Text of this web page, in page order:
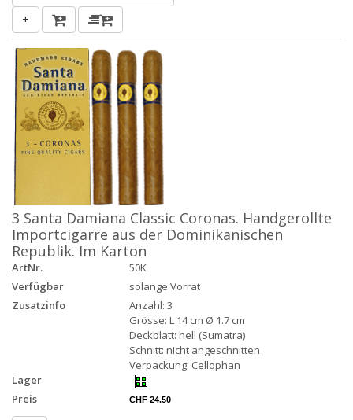
+
3 Santa Damiana Classic Coronas. Handgerollte
Importcigarre aus der Dominikanischen
Republik. Im Karton
ArtNr.
50K
Verfügbar
solange Vorrat
Zusatzinfo
Anzahl: 3
Grösse: L 14 cm Ø 1.7 cm
Deckblatt: hell (Sumatra)
Schnitt: nicht angeschnitten
Verpackung: Cellophan
Lager
Preis
CHF 24.50